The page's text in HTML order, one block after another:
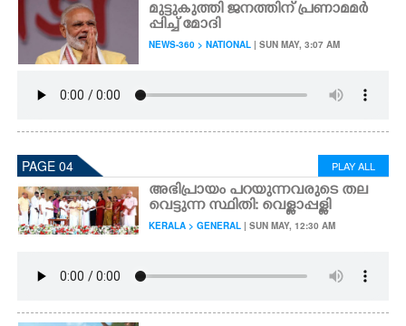
മുട്ടുകുത്തി ജനത്തിന് പ്രണാമമർ
പ്പിച്ച് മോദി
NEWS-360 > NATIONAL | SUN MAY, 3:07 AM
PAGE 04 PLAY ALL
അഭിപ്രായം പറയുന്നവരുടെ തല
വെട്ടുന്ന സ്ഥിതി: വെള്ളാപ്പള്ളി
KERALA > GENERAL | SUN MAY, 12:30 AM